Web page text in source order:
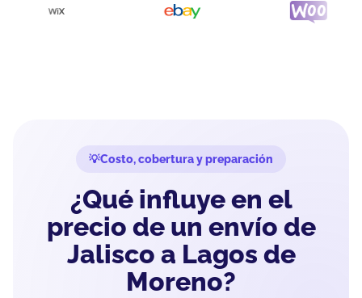
Costo, cobertura y preparación
¿Qué influye en el
precio de un envío de
Jalisco a Lagos de
Moreno?